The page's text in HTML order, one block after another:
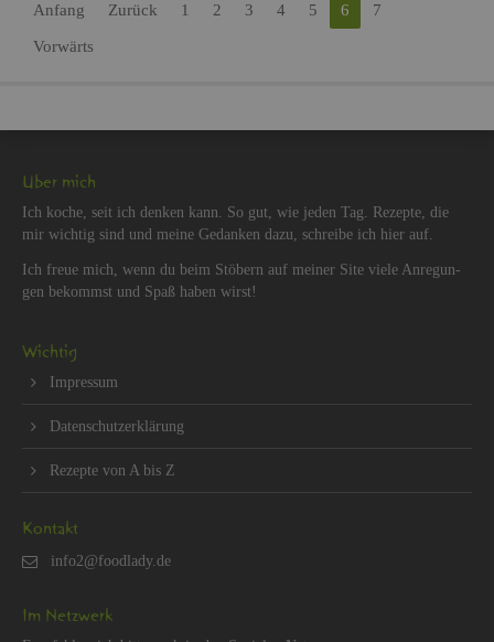
An­fang Zu­rück 1 2 3 4 5 6 7
Vor­wärts
Über mich
Ich koche, seit ich den­ken kann. So gut, wie jeden Tag. Re­zep­te, die
mir wich­tig sind und meine Ge­dan­ken dazu, schrei­be ich hier auf.
Ich freue mich, wenn du beim Stö­bern auf mei­ner Site viele An­re­gun­
gen be­kommst und Spaß haben wirst!
Wich­tig
Im­pres­sum
Da­ten­schut­z­er­klä­rung
Re­zep­te von A bis Z
Kon­takt
Im Netz­werk